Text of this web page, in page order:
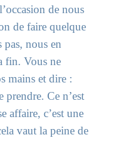
de nous
de faire quelque
pas, nous en
fin. Vous ne
mains et dire :
prendre. Ce n’est
affaire, c’est une
vaut la peine de